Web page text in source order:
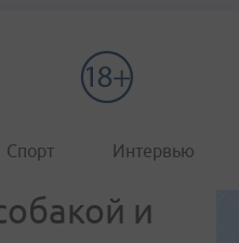
Спорт Интервью
и